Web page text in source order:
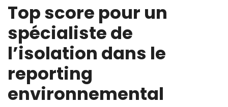
Top score pour un
spécialiste de
l’isolation dans le
reporting
environnemental